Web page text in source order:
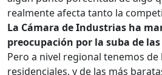
realmente afecta tanto la
La Cámara de Industrias ha
preocupación por la suba de
Pero a nivel regional tenemos
residenciales, y de las más